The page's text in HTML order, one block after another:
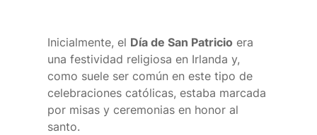
Inicialmente, el Día de San Patricio era
una festividad religiosa en Irlanda y,
como suele ser común en este tipo de
celebraciones católicas, estaba marcada
por misas y ceremonias en honor al
santo.